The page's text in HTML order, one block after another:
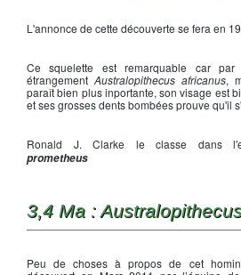
L'annonce de cette découverte se fera en
Ce squelette est remarquable car
étrangementAustralopithecus africanus,
paraît bien plus inportante, son visage est
et ses grosses dents bombées prouve qu'il
Ronald J. Clarke le classe dans
prometheus
3,4 Ma :
Peu de choses à propos de cet